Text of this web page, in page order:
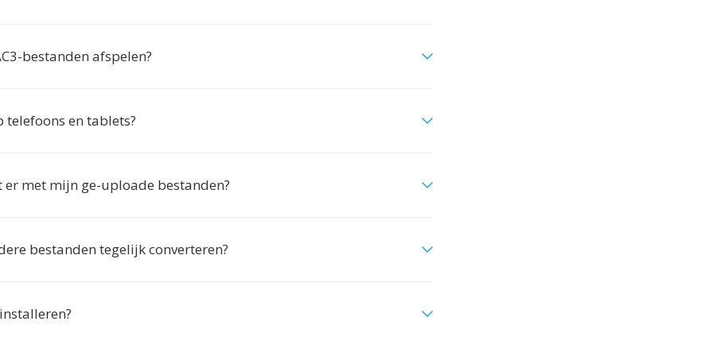
bestanden afspelen?
telefoons en tablets?
er met mijn ge-uploade bestanden?
bestanden tegelijk converteren?